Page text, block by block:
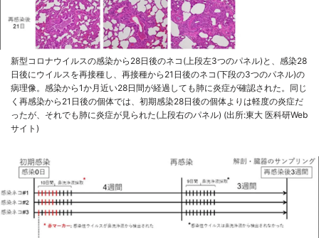
新型コロナウイルスの感染から28日後のネコ(上段左3つのパネル)と、感染28
日後にウイルスを再接種し、再接種から21日後のネコ(下段の3つのパネル)の
病理像。感染から1か月近い28日間が経過しても肺に炎症が確認された。同じ
く再感染から21日後の個体では、初期感染28日後の個体よりは軽度の炎症だ
ったが、それでも肺に炎症が見られた(上段右のパネル) (出所:東大 医科研Web
サイト)